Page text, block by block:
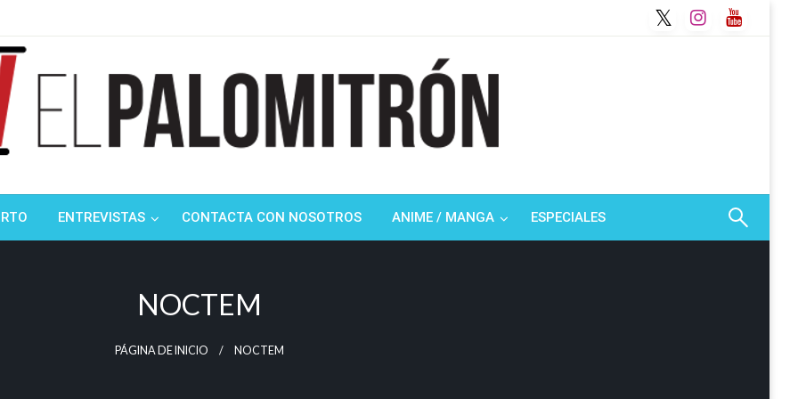
ENTREVISTAS CONTACTA CON NOSOTROS ANIME / MANGA ESPECIALES
NOCTEM
PÁGINA DE INICIO NOCTEM